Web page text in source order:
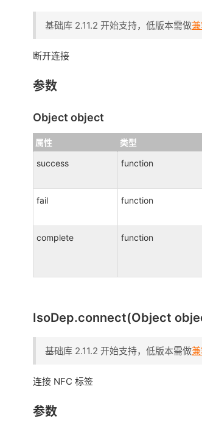
基础库 2.11.2 开始支持，低版本需做
断开连接
参数
Object object
属性 类型
success
function
fail function
complete function
IsoDep.connect(Object
基础库 2.11.2 开始支持，低版本需做
连接 NFC 标签
参数